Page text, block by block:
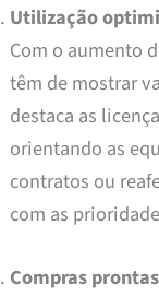
Utilização
Com o aumento
têm de mostrar
destaca as
orientando as
contratos ou
com as
Compras